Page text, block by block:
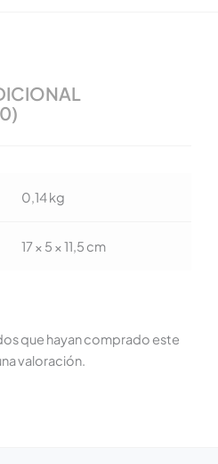
0,14 kg
17 × 5 × 11,5 cm
que hayan comprado este
valoración.